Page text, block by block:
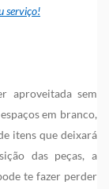
serviço!
aproveitada sem
em branco,
itens que deixará
das peças, a
te fazer perder